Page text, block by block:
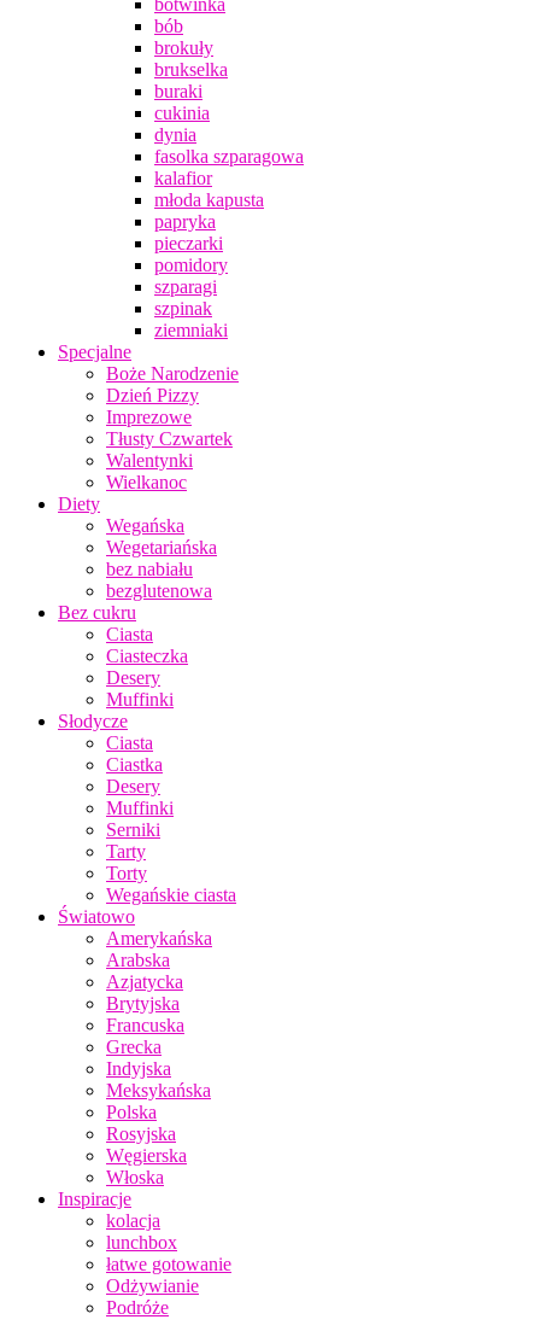
botwinka
bób
brokuły
brukselka
buraki
cukinia
dynia
fasolka szparagowa
kalafior
młoda kapusta
papryka
pieczarki
pomidory
szparagi
szpinak
ziemniaki
Specjalne
Boże Narodzenie
Dzień Pizzy
Imprezowe
Tłusty Czwartek
Walentynki
Wielkanoc
Diety
Wegańska
Wegetariańska
bez nabiału
bezglutenowa
Bez cukru
Ciasta
Ciasteczka
Desery
Muffinki
Słodycze
Ciasta
Ciastka
Desery
Muffinki
Serniki
Tarty
Torty
Wegańskie ciasta
Światowo
Amerykańska
Arabska
Azjatycka
Brytyjska
Francuska
Grecka
Indyjska
Meksykańska
Polska
Rosyjska
Węgierska
Włoska
Inspiracje
kolacja
lunchbox
łatwe gotowanie
Odżywianie
Podróże